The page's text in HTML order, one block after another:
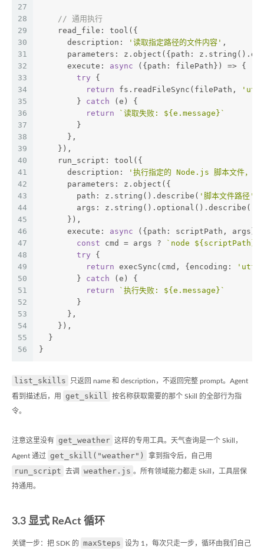
27
28
29
30
31
32
33
34
35
36
37
38
39
40
41
42
43
44
45
46
47
48
49
50
51
52
53
54
55
56
// 通用执行
    read_file: tool({
      description:
'读取指定路径的文件内容' ,
      parameters: z.object({
path :
      execute:
async ({ path : filePath}) => {
try {
return fs.readFileSync(filePath,
        }
catch (e) {
return
`读取失败: ${e.message} `
        }
      },
    }),
    run_script: tool({
      description:
'执行指定的 Node.js 脚本文件，返
      parameters: z.object({
        path: z.string().describe(
'脚本文件路径'
        args: z.string().optional().describe(
      }),
      execute:
async ({ path : scriptPath, args})
const cmd = args ? `node ${scriptPath}
try {
return execSync(cmd, { encoding :
'utf-
        }
catch (e) {
return
`执行失败: ${e.message} `
        }
      },
    }),
  }
}
list_skills 只返回 name 和 description，不返回完整 prompt。Agent
看到描述后，用 get_skill 按名称获取需要的那个 Skill 的全部行为指
令。
注意这里没有 get_weather 这样的专用工具。天气查询是一个 Skill，
Agent 通过 get_skill("weather") 拿到指令后，自己用
run_script 去调 weather.js 。所有领域能力都走 Skill，工具层保
持通用。
3.3 显式 ReAct 循环
关键一步：把 SDK 的 maxSteps 设为 1，每次只走一步，循环由我们自己